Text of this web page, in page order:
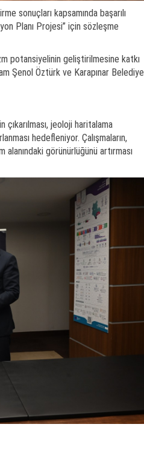
sonuçları kapsamında başarılı
Planı Projesi” için sözleşme
potansiyelinin geliştirilmesine katkı
Şenol Öztürk ve Karapınar Belediye
jeoloji haritalama
hedefleniyor. Çalışmaların,
alanındaki görünürlüğünü artırması